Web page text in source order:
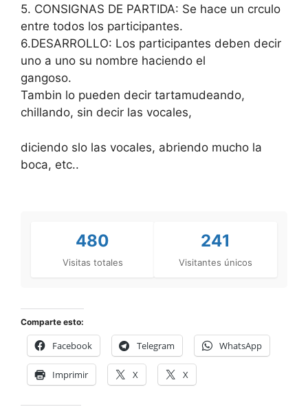
5. CONSIGNAS DE PARTIDA: Se hace un crculo
entre todos los participantes.
6.DESARROLLO: Los participantes deben decir
uno a uno su nombre haciendo el
gangoso.
Tambin lo pueden decir tartamudeando,
chillando, sin decir las vocales,
diciendo slo las vocales, abriendo mucho la
boca, etc..
480
Visitas totales
241
Visitantes únicos
Comparte esto:
Facebook Telegram WhatsApp
Imprimir X X